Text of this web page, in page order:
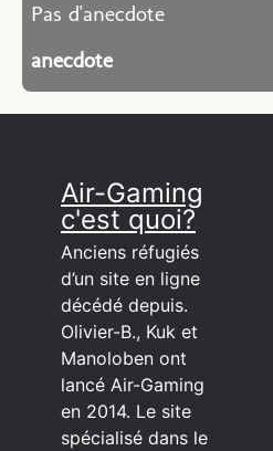
Pas d'anecdote
anecdote
Air-Gaming
c'est quoi?
Anciens réfugiés
d’un site en ligne
décédé depuis.
Olivier-B., Kuk et
Manoloben ont
lancé Air-Gaming
en 2014. Le site
spécialisé dans le